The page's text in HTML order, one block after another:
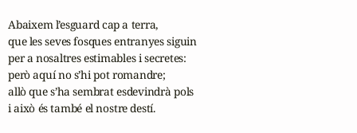
Abaixem l’esguard cap a terra,
que les seves fosques entranyes siguin
per a nosaltres estimables i secretes:
però aquí no s’hi pot romandre;
allò que s’ha sembrat esdevindrà pols
i això és també el nostre destí.